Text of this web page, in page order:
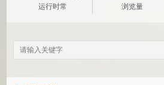
运行时常 浏览量